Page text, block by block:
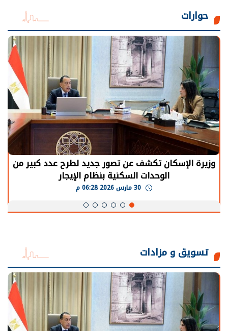
حوارات
وزيرة الإسكان تكشف عن تصور جديد لطرح عدد كبير من
الوحدات السكنية بنظام الإيجار
تسويق و مزادات